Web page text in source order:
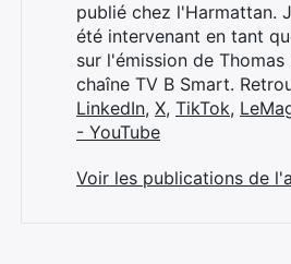
publié chez l'Harmattan.
été intervenant en tant
sur l'émission de Thomas
chaîne TV B Smart.
LinkedIn, X, TikTok,
- YouTube
Voir les publications de